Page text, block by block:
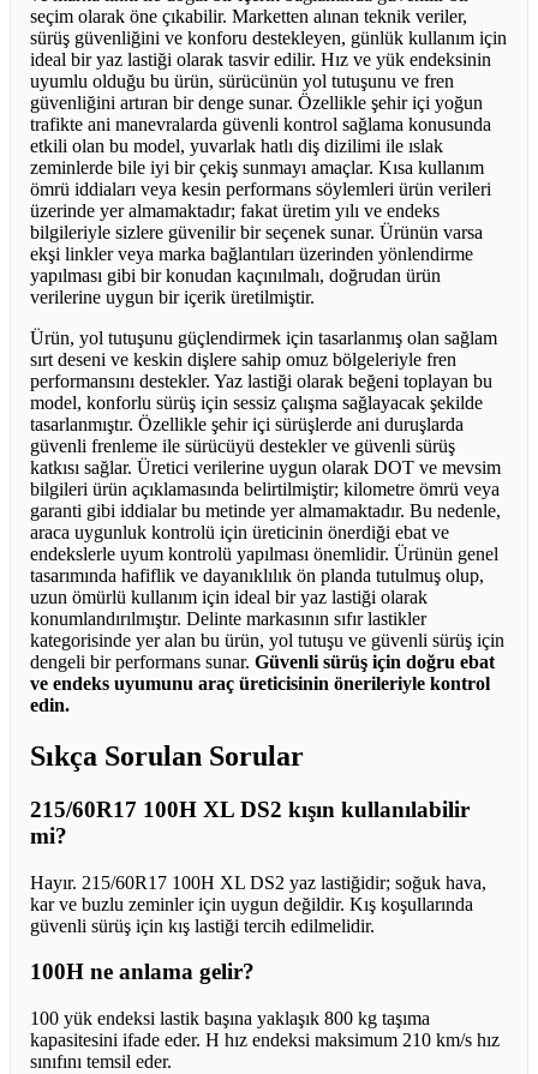
seçim olarak öne çıkabilir. Marketten alınan teknik veriler,
sürüş güvenliğini ve konforu destekleyen, günlük kullanım için
ideal bir yaz lastiği olarak tasvir edilir. Hız ve yük endeksinin
uyumlu olduğu bu ürün, sürücünün yol tutuşunu ve fren
güvenliğini artıran bir denge sunar. Özellikle şehir içi yoğun
trafikte ani manevralarda güvenli kontrol sağlama konusunda
etkili olan bu model, yuvarlak hatlı diş dizilimi ile ıslak
zeminlerde bile iyi bir çekiş sunmayı amaçlar. Kısa kullanım
ömrü iddiaları veya kesin performans söylemleri ürün verileri
üzerinde yer almamaktadır; fakat üretim yılı ve endeks
bilgileriyle sizlere güvenilir bir seçenek sunar. Ürünün varsa
ekşi linkler veya marka bağlantıları üzerinden yönlendirme
yapılması gibi bir konudan kaçınılmalı, doğrudan ürün
verilerine uygun bir içerik üretilmiştir.
Ürün, yol tutuşunu güçlendirmek için tasarlanmış olan sağlam
sırt deseni ve keskin dişlere sahip omuz bölgeleriyle fren
performansını destekler. Yaz lastiği olarak beğeni toplayan bu
model, konforlu sürüş için sessiz çalışma sağlayacak şekilde
tasarlanmıştır. Özellikle şehir içi sürüşlerde ani duruşlarda
güvenli frenleme ile sürücüyü destekler ve güvenli sürüş
katkısı sağlar. Üretici verilerine uygun olarak DOT ve mevsim
bilgileri ürün açıklamasında belirtilmiştir; kilometre ömrü veya
garanti gibi iddialar bu metinde yer almamaktadır. Bu nedenle,
araca uygunluk kontrolü için üreticinin önerdiği ebat ve
endekslerle uyum kontrolü yapılması önemlidir. Ürünün genel
tasarımında hafiflik ve dayanıklılık ön planda tutulmuş olup,
uzun ömürlü kullanım için ideal bir yaz lastiği olarak
konumlandırılmıştır. Delinte markasının sıfır lastikler
kategorisinde yer alan bu ürün, yol tutuşu ve güvenli sürüş için
dengeli bir performans sunar. Güvenli sürüş için doğru ebat
ve endeks uyumunu araç üreticisinin önerileriyle kontrol
edin.
Sıkça Sorulan Sorular
215/60R17 100H XL DS2 kışın kullanılabilir
mi?
Hayır. 215/60R17 100H XL DS2 yaz lastiğidir; soğuk hava,
kar ve buzlu zeminler için uygun değildir. Kış koşullarında
güvenli sürüş için kış lastiği tercih edilmelidir.
100H ne anlama gelir?
100 yük endeksi lastik başına yaklaşık 800 kg taşıma
kapasitesini ifade eder. H hız endeksi maksimum 210 km/s hız
sınıfını temsil eder.